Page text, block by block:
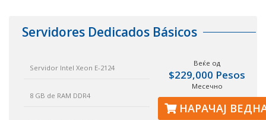
Servidores Dedicados Básicos
Servidor Intel Xeon E-2124
8 GB de RAM DDR4
Веќе од
$229,000 Pesos
Месечно
НАРАЧАЈ